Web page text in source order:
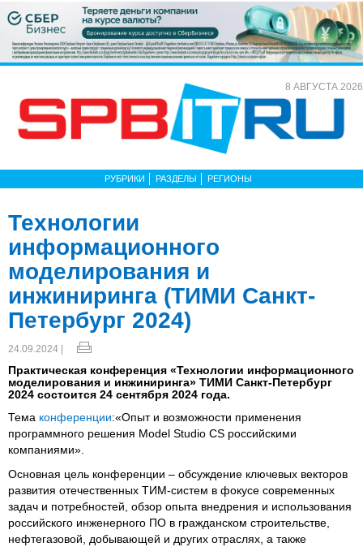
8 АВГУСТА 2026
РУБРИКИ РАЗДЕЛЫ РЕГИОНЫ
Технологии
информационного
моделирования и
инжиниринга (ТИМИ Санкт-
Петербург 2024)
24.09.2024 |
Практическая конференция «Технологии информационного
моделирования и инжиниринга» ТИМИ Санкт-Петербург
2024 состоится 24 сентября 2024 года.
Тема конференции:«Опыт и возможности применения
программного решения Model Studio CS российскими
компаниями».
Основная цель конференции – обсуждение ключевых векторов
развития отечественных ТИМ-систем в фокусе современных
задач и потребностей, обзор опыта внедрения и использования
российского инженерного ПО в гражданском строительстве,
нефтегазовой, добывающей и других отраслях, а также